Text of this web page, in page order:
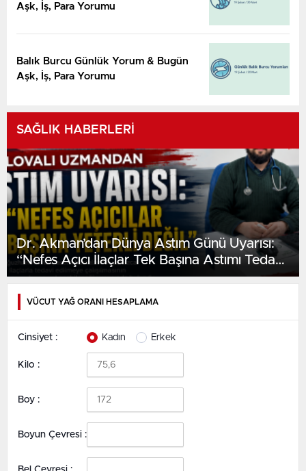
Aşk, İş, Para Yorumu
Balık Burcu Günlük Yorum & Bugün
Aşk, İş, Para Yorumu
SAĞLIK HABERLERİ
Dr. Akman’dan Dünya Astım Günü Uyarısı:
“Nefes Açıcı İlaçlar Tek Başına Astımı Tedavi
Etmez”
VÜCUT YAĞ ORANI HESAPLAMA
Cinsiyet : Kadın Erkek
Kilo :
Boy :
Boyun Çevresi :